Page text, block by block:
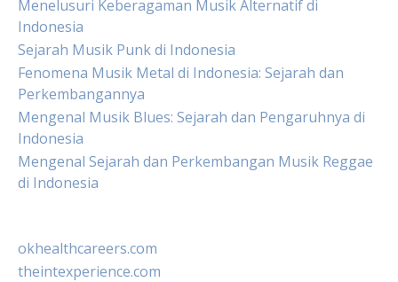
Menelusuri Keberagaman Musik Alternatif di
Indonesia
Sejarah Musik Punk di Indonesia
Fenomena Musik Metal di Indonesia: Sejarah dan
Perkembangannya
Mengenal Musik Blues: Sejarah dan Pengaruhnya di
Indonesia
Mengenal Sejarah dan Perkembangan Musik Reggae
di Indonesia
okhealthcareers.com
theintexperience.com